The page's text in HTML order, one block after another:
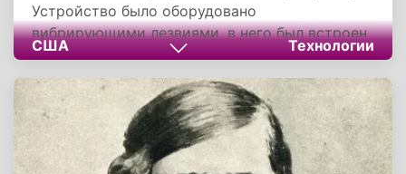
Устройство было оборудовано
вибрирующими лезвиями, в него был встроен
двигатель, приводящий лезвия в движение. С
помощью этого изобретения у мужчин
появилась возможность бриться всухую.
Принцип работы устройств оказался очень
прост - примерно такой же используется в
мясорубке.
США Технологии